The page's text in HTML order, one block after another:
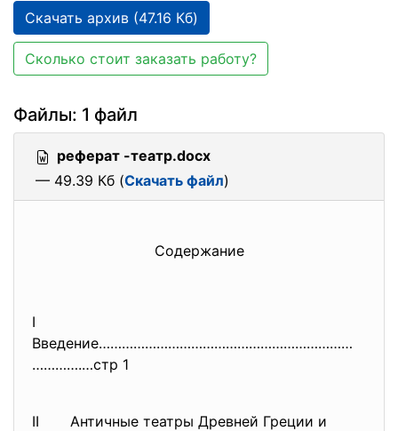
Скачать архив (47.16 Кб)
Сколько стоит заказать работу?
Файлы: 1 файл
реферат -театр.docx
— 49.39 Кб (Скачать файл)
Содержание
I
Введение…………………………………………………………
………….…стр 1
II Античные театры Древней Греции и